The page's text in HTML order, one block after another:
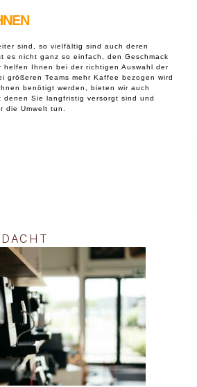
sind, so vielfältig sind auch deren
es nicht ganz so einfach, den Geschmack
helfen Ihnen bei der richtigen Auswahl der
größeren Teams mehr Kaffee bezogen wird
benötigt werden, bieten wir auch
denen Sie langfristig versorgt sind und
die Umwelt tun.